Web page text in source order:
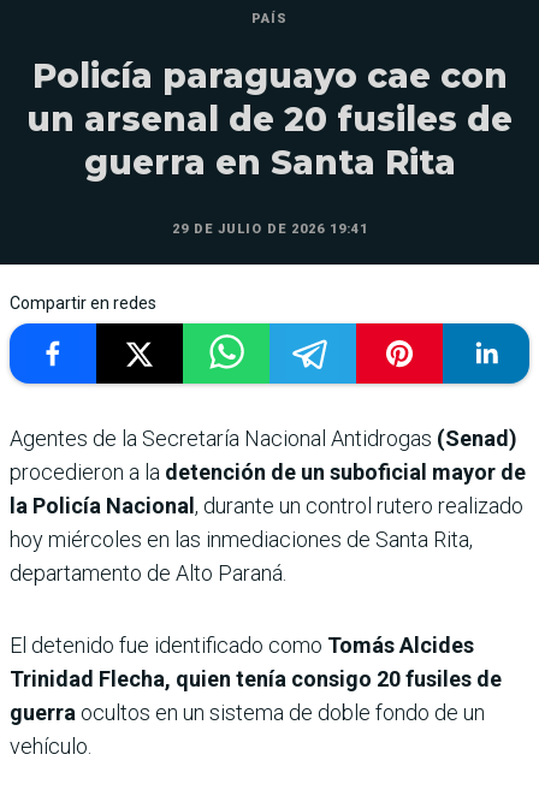
PAÍS
Policía paraguayo cae con
un arsenal de 20 fusiles de
guerra en Santa Rita
29 DE JULIO DE 2026 19:41
Compartir en redes
Agentes de la Secretaría Nacional Antidrogas (Senad)
procedieron a la detención de un suboficial mayor de
la Policía Nacional , durante un control rutero realizado
hoy miércoles en las inmediaciones de Santa Rita,
departamento de Alto Paraná.
El detenido fue identificado como Tomás Alcides
Trinidad Flecha, quien tenía consigo 20 fusiles de
guerra ocultos en un sistema de doble fondo de un
vehículo.